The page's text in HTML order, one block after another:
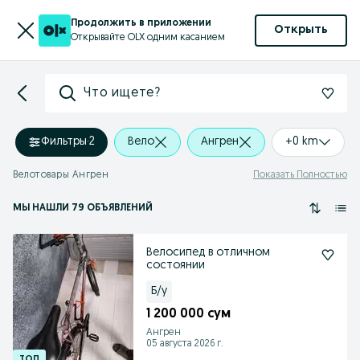
Продолжить в приложении
Открывайте OLX одним касанием
Открыть
Что ищете?
Фильтры·2 Вело Ангрен +0 km
Велотовары Ангрен Показать Полностью
МЫ НАШЛИ 79 ОБЪЯВЛЕНИЙ
Велосипед в отличном
состоянии
Б/у
1 200 000 сум
Ангрен
05 августа 2026 г.